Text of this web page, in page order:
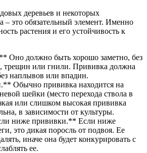
деревьев и некоторых
– это обязательный элемент. Именно
растения и его устойчивость к
Оно должно быть хорошо заметно, без
трещин или гнили. Прививка должна
наплывов или впадин.
Обычно прививка находится на
шейки (место перехода ствола в
или слишком высокая прививка
в зависимости от культуры.
ниже прививки.** Если ниже
это дикая поросль от подвоя. Ее
иначе она будет конкурировать с
ее.